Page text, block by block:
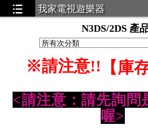
我家電視遊樂器
N3DS/2DS 產
※請注意!! 【庫
<請注意：請先詢問
喔>